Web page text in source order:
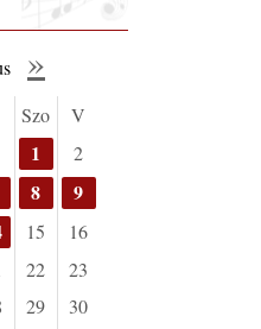
»
Szo V
1
2
8 9
15
16
22
23
29
30